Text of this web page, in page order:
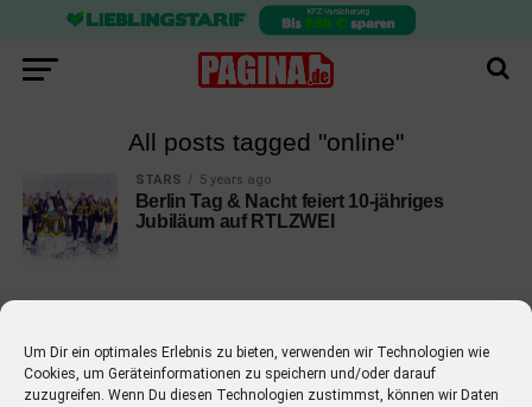
Um Dir ein optimales Erlebnis zu bieten, verwenden wir Technologien wie
Cookies, um Geräteinformationen zu speichern und/oder darauf
zuzugreifen. Wenn Du diesen Technologien zustimmst, können wir Daten
All posts tagged "online"
STARS 5 years ago
Berlin Tag & Nacht feiert 10-jähriges
Jubiläum auf RTLZWEI
EMPFOHLEN